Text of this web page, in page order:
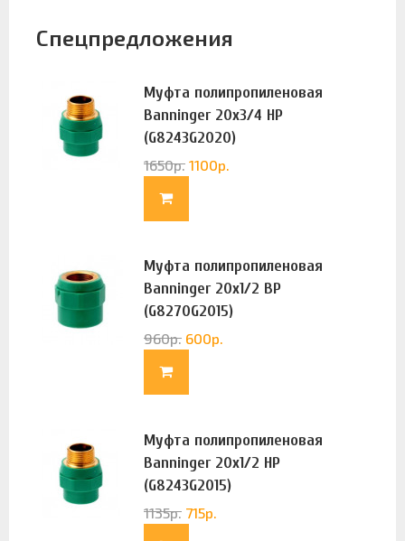
Спецпредложения
Муфта полипропиленовая
Banninger 20х3/4 НР
(G8243G2020)
1650р. 1100р.
Муфта полипропиленовая
Banninger 20х1/2 ВР
(G8270G2015)
960р. 600р.
Муфта полипропиленовая
Banninger 20х1/2 НР
(G8243G2015)
1135р. 715р.